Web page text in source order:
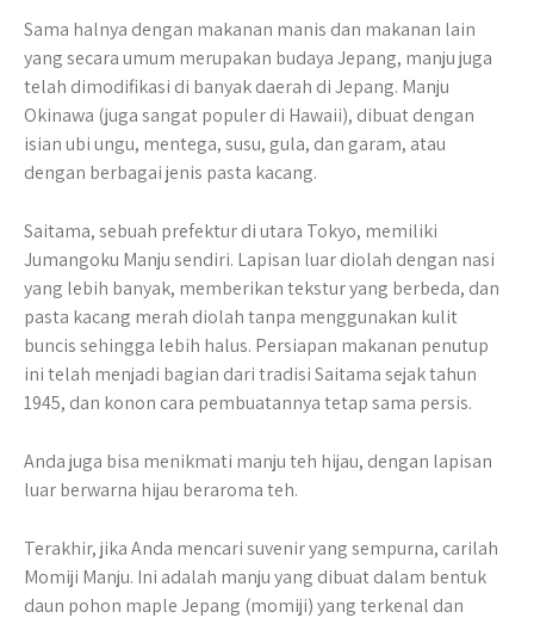
Sama halnya dengan makanan manis dan makanan lain
yang secara umum merupakan budaya Jepang, manju juga
telah dimodifikasi di banyak daerah di Jepang. Manju
Okinawa (juga sangat populer di Hawaii), dibuat dengan
isian ubi ungu, mentega, susu, gula, dan garam, atau
dengan berbagai jenis pasta kacang.
Saitama, sebuah prefektur di utara Tokyo, memiliki
Jumangoku Manju sendiri. Lapisan luar diolah dengan nasi
yang lebih banyak, memberikan tekstur yang berbeda, dan
pasta kacang merah diolah tanpa menggunakan kulit
buncis sehingga lebih halus. Persiapan makanan penutup
ini telah menjadi bagian dari tradisi Saitama sejak tahun
1945, dan konon cara pembuatannya tetap sama persis.
Anda juga bisa menikmati manju teh hijau, dengan lapisan
luar berwarna hijau beraroma teh.
Terakhir, jika Anda mencari suvenir yang sempurna, carilah
Momiji Manju. Ini adalah manju yang dibuat dalam bentuk
daun pohon maple Jepang (momiji) yang terkenal dan